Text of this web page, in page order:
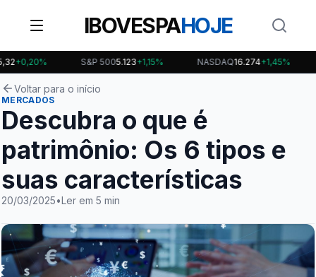
IBOVESPAHOJE
S&P 5005.123+1,15% NASDAQ16.274+1,45%
Voltar para o início
MERCADOS
Descubra o que é
patrimônio: Os 6 tipos e
suas características
20/03/2025•Ler em 5 min